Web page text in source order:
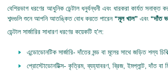
বেশিরভাগ ধরণের আধুনিক ডেন্টাল ধনুর্বন্ধনী এবং ধারকরা কার্যত
শব্দগুলি শুনে আপনি আতঙ্কিত বোধ করতে পারেন “মূল খাল” এবং “দাঁত
ডেন্টাল সার্জারির সাধারণ ধরণের কয়েকটি হ'ল:
এন্ডোডোনটিক সার্জারি- দাঁতের মন্ড বা মূলের সাথে জড়িত শল্য
প্রোস্টোডোনটিক্স- কৃত্রিম, ব্যহ্যাবরণ, ব্রিজ, ইমপ্লান্ট, দাঁত বা